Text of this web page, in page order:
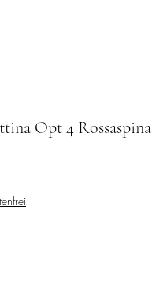
Opt 4 Rossaspina